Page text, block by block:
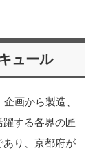
ュール
画から製造、
する各界の匠
あり、京都府が